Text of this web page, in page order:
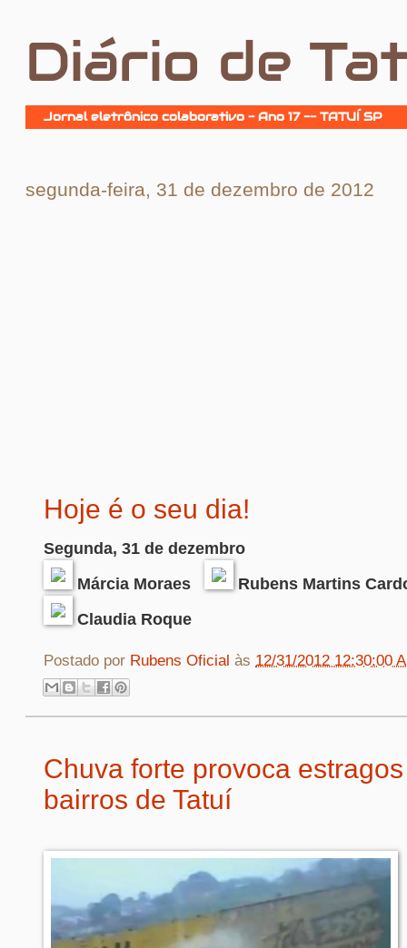
Diário de
Jornal eletrônico colaborativo - Ano 17 -- TATUÍ SP
segunda-feira, 31 de dezembro de 2012
Hoje é o seu dia!
Segunda, 31 de dezembro
Márcia Moraes
Rubens Martins
Claudia Roque
Postado por Rubens Oficial às 12/31/2012 12:30:00
Chuva forte provoca
bairros de Tatuí